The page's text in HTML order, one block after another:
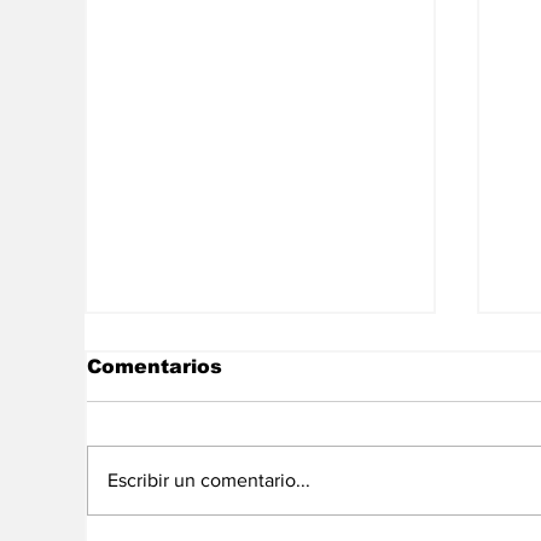
Comentarios
Escribir un comentario...